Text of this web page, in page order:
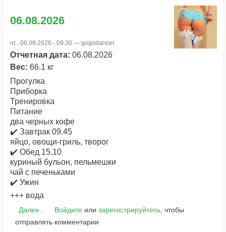
06.08.2026
чт., 06.08.2026 - 09:30 — gogodancer
Отчетная дата: 06.08.2026
Вес: 66.1 кг
Прогулка
Приборка
Тренировка
Питание
два черных кофе
✔️ Завтрак 09.45
яйцо, овощи-гриль, творог
✔️ Обед 15.10
куриный бульон, пельмешки
чай с печеньками
✔️ Ужин
+++ вода
Далее... Войдитеили зарегистрируйтесь, чтобы
отправлять комментарии